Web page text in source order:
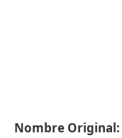
Nombre Original: